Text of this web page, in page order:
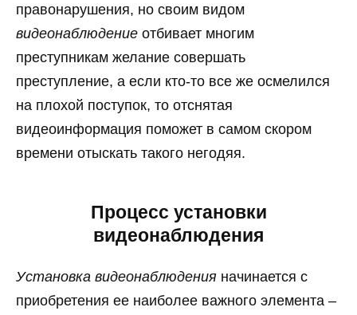
правонарушения, но своим видом
видеонаблюдение отбивает многим
преступникам желание совершать
преступление, а если кто-то все же осмелился
на плохой поступок, то отснятая
видеоинформация поможет в самом скором
времени отыскать такого негодяя.
Процесс установки
видеонаблюдения
Установка видеонаблюдения начинается с
приобретения ее наиболее важного элемента –